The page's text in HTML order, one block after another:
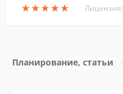
★★★★★
★★★★★ Лицензия:
Планирование, статьи